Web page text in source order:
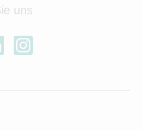
uns